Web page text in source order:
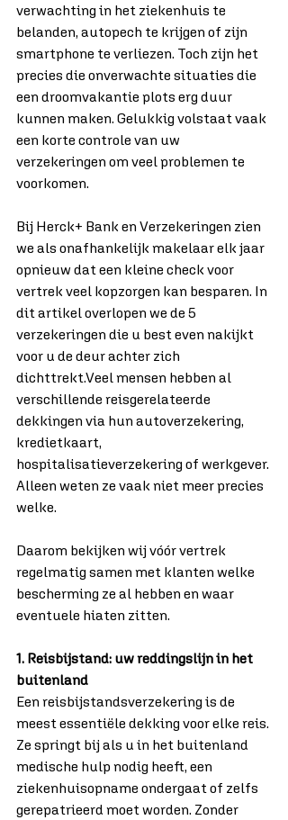
verwachting in het ziekenhuis te
belanden, autopech te krijgen of zijn
smartphone te verliezen. Toch zijn het
precies die onverwachte situaties die
een droomvakantie plots erg duur
kunnen maken. Gelukkig volstaat vaak
een korte controle van uw
verzekeringen om veel problemen te
voorkomen.
Bij Herck+ Bank en Verzekeringen zien
we als onafhankelijk makelaar elk jaar
opnieuw dat een kleine check voor
vertrek veel kopzorgen kan besparen. In
dit artikel overlopen we de 5
verzekeringen die u best even nakijkt
voor u de deur achter zich
dichttrekt.Veel mensen hebben al
verschillende reisgerelateerde
dekkingen via hun autoverzekering,
kredietkaart,
hospitalisatieverzekering of werkgever.
Alleen weten ze vaak niet meer precies
welke.
Daarom bekijken wij vóór vertrek
regelmatig samen met klanten welke
bescherming ze al hebben en waar
eventuele hiaten zitten.
1. Reisbijstand: uw reddingslijn in het
buitenland
Een reisbijstandsverzekering is de
meest essentiële dekking voor elke reis.
Ze springt bij als u in het buitenland
medische hulp nodig heeft, een
ziekenhuisopname ondergaat of zelfs
gerepatrieerd moet worden. Zonder